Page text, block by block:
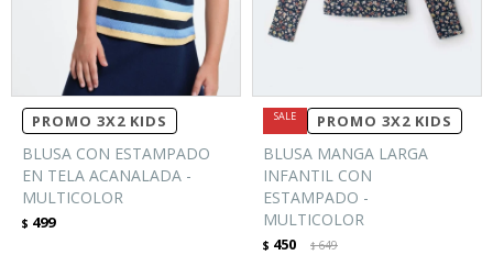
PROMO 3X2 KIDS
BLUSA CON ESTAMPADO
EN TELA ACANALADA -
MULTICOLOR
$ 499
PROMO 3X2 KIDS
BLUSA MANGA LARGA
INFANTIL CON
ESTAMPADO -
MULTICOLOR
$ 450 $649